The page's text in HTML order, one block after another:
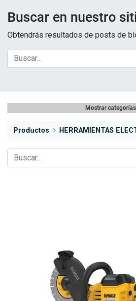
Buscar en nuestro
Obtendrás resultados de posts de
Mostrar categorías
Productos HERRAMIENTAS